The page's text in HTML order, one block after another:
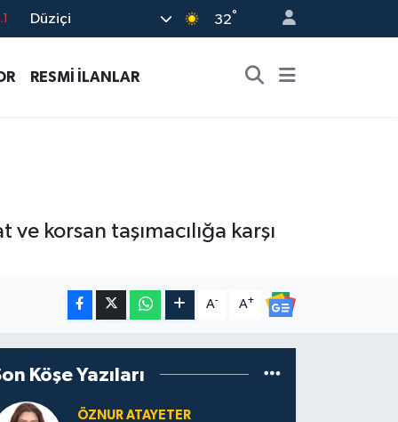
Düziçi 32°
RESMİ İLANLAR
korsan taşımacılığa karşı
A- A+
Köşe Yazıları
ÖZNUR ATAYETER